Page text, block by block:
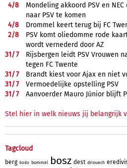
4/8
Mondeling akkoord PSV en
naar PSV te komen
4/8
Drommel keert terug bij FC
2/8
PSV komt oliedomme rode
wordt vernederd door AZ
31/7
Rijsbergen leidt PSV Vrouwen
tegen FC Twente
31/7
Brandt kiest voor Ajax en niet
31/7
Vermoedelijke opstelling PSV
31/7 Aanvoerder Mauro Júnior blijft
Stel hier in welk nieuws jij belangrijk
Tagcloud
berg bodo bommel bosz dest driouech